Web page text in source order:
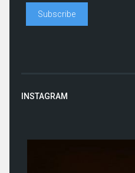
INSTAGRAM